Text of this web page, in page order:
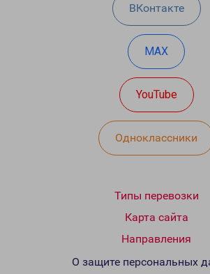
ВКонтакте
MAX
YouTube
Одноклассники
Типы перевозки
Карта сайта
Направления
О защите персональных